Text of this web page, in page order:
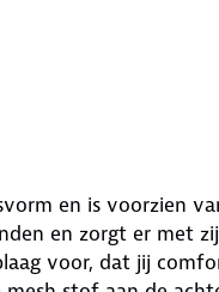
en is voorzien
en zorgt er met
voor, dat jij